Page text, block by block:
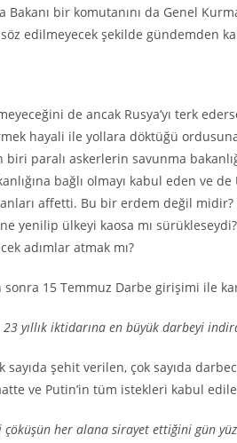
bir komutanını da Genel
edilmeyecek şekilde gündemden
de ancak Rusya’yı terk
hayali ile yollara döktüğü
biri paralı askerlerin savunma
bağlı olmayı kabul eden ve
affetti. Bu bir erdem değil
yenilip ülkeyi kaosa mı
adımlar atmak mı?
15 Temmuz Darbe girişimi ile
yıllık iktidarına en büyük darbeyi
sayıda şehit verilen, çok sayıda
ve Putin’in tüm istekleri kabul
çöküşün her alana sirayet ettiğini gün